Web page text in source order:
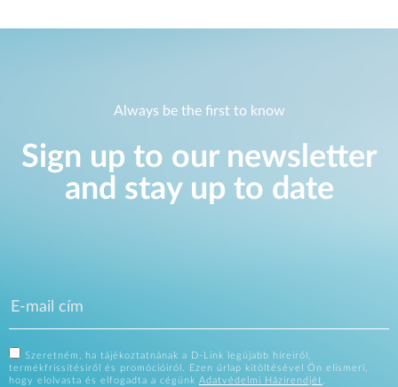
Always be the first to know
Sign up to our newsletter
and stay up to date
Szeretném, ha tájékoztatnának a D-Link legújabb híreiről,
termékfrissítésiről és promócióiról. Ezen űrlap kitöltésével Ön elismeri,
hogy elolvasta és elfogadta a cégünk Adatvédelmi Házirendjét.